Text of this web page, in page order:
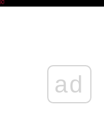
ad